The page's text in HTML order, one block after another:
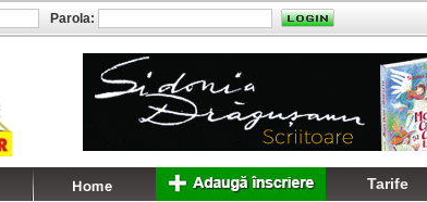
Parola:
Tarife